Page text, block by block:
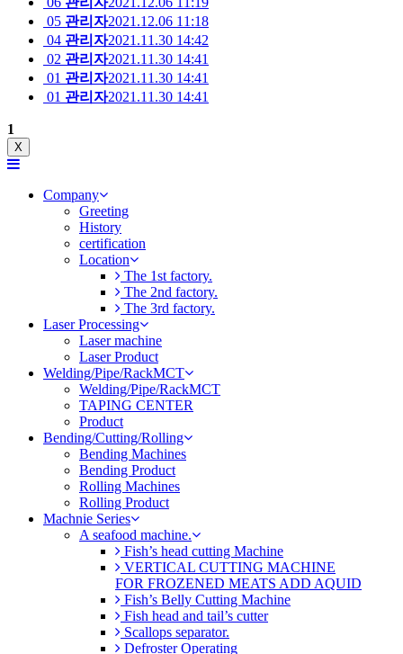
05 관리자2021.12.06 11:18
04 관리자2021.11.30 14:42
02 관리자2021.11.30 14:41
01 관리자2021.11.30 14:41
01 관리자2021.11.30 14:41
1
X
Company
Greeting
History
certification
Location
The 1st factory.
The 2nd factory.
The 3rd factory.
Laser Processing
Laser machine
Laser Product
Welding/Pipe/RackMCT
Welding/Pipe/RackMCT
TAPING CENTER
Product
Bending/Cutting/Rolling
Bending Machines
Bending Product
Rolling Machines
Rolling Product
Machnie Series
A seafood machine.
Fish’s head cutting Machine
VERTICAL CUTTING MACHINE
FOR FROZENED MEATS ADD AQUID
Fish’s Belly Cutting Machine
Fish head and tail’s cutter
Scallops separator.
Defroster Operating